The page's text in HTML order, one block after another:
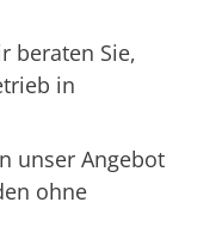
beraten Sie,
in
unser Angebot
ohne